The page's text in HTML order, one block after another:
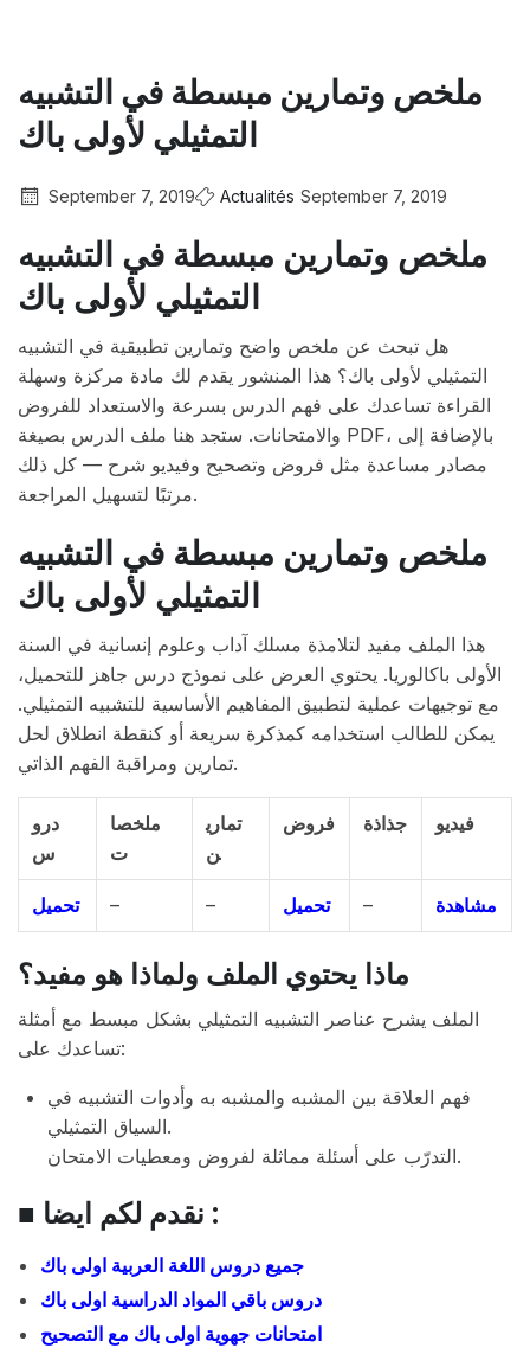
ملخص وتمارين مبسطة في التشبيه
التمثيلي لأولى باك
September 7, 2019 Actualités September 7, 2019
ملخص وتمارين مبسطة في التشبيه
التمثيلي لأولى باك
هل تبحث عن ملخص واضح وتمارين تطبيقية في التشبيه
التمثيلي لأولى باك؟ هذا المنشور يقدم لك مادة مركزة وسهلة
القراءة تساعدك على فهم الدرس بسرعة والاستعداد للفروض
والامتحانات. ستجد هنا ملف الدرس بصيغة PDF، بالإضافة إلى
مصادر مساعدة مثل فروض وتصحيح وفيديو شرح — كل ذلك
مرتبًا لتسهيل المراجعة.
ملخص وتمارين مبسطة في التشبيه
التمثيلي لأولى باك
هذا الملف مفيد لتلامذة مسلك آداب وعلوم إنسانية في السنة
الأولى باكالوريا. يحتوي العرض على نموذج درس جاهز للتحميل،
مع توجيهات عملية لتطبيق المفاهيم الأساسية للتشبيه التمثيلي.
يمكن للطالب استخدامه كمذكرة سريعة أو كنقطة انطلاق لحل
تمارين ومراقبة الفهم الذاتي.
درو
س
ملخصا
ت
تماري
ن
فروض جذاذة فيديو
تحميل – – تحميل – مشاهدة
ماذا يحتوي الملف ولماذا هو مفيد؟
الملف يشرح عناصر التشبيه التمثيلي بشكل مبسط مع أمثلة
تساعدك على:
فهم العلاقة بين المشبه والمشبه به وأدوات التشبيه في
السياق التمثيلي.
التدرّب على أسئلة مماثلة لفروض ومعطيات الامتحان.
■ نقدم لكم ايضا :
جميع دروس اللغة العربية اولى باك
دروس باقي المواد الدراسية اولى باك
امتحانات جهوية اولى باك مع التصحيح